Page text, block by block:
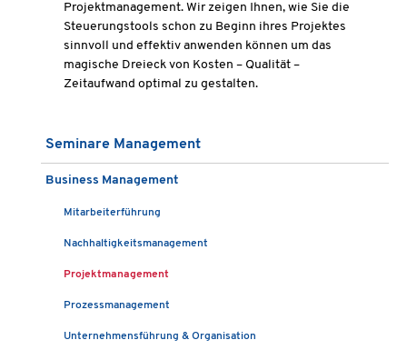
Projektmanagement. Wir zeigen Ihnen, wie Sie die
Steuerungstools schon zu Beginn ihres Projektes
sinnvoll und effektiv anwenden können um das
magische Dreieck von Kosten – Qualität –
Zeitaufwand optimal zu gestalten.
Seminare Management
Business Management
Mitarbeiterführung
Nachhaltigkeitsmanagement
Projektmanagement
Prozessmanagement
Unternehmensführung & Organisation